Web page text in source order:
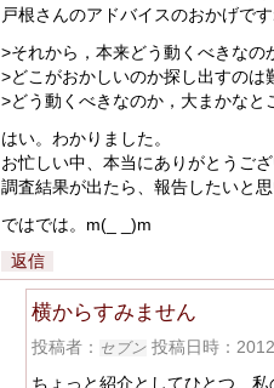
戸根さんのアドバイスのおかげで
>それから，本来どう動くべきなの
>どこがおかしいのか探し出すのは
>どう動くべきなのか，大まかなと
はい。わかりました。
お忙しい中、本当にありがとうご
調査結果が出たら、報告したいと思
ではでは。m(_ _)m
返信
横からすみません
投稿者： セブン投稿日時：
ちょっと紹介としてひとつ、